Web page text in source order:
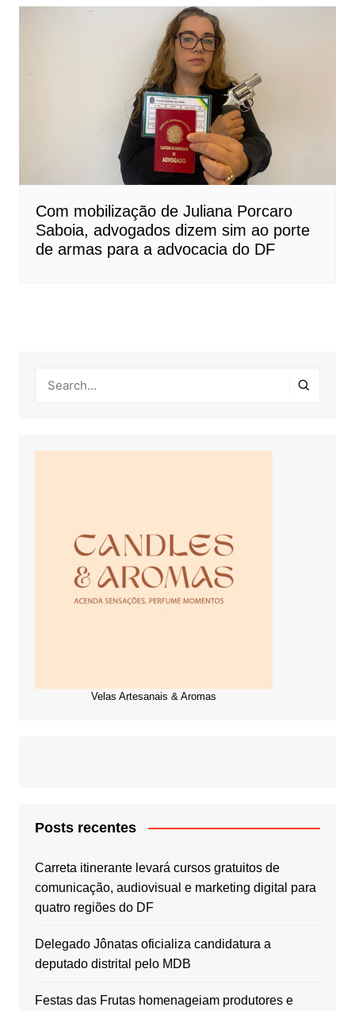
Com mobilização de Juliana Porcaro
Saboia, advogados dizem sim ao porte
de armas para a advocacia do DF
Velas Artesanais & Aromas
Posts recentes
Carreta itinerante levará cursos gratuitos de
comunicação, audiovisual e marketing digital para
quatro regiões do DF
Delegado Jônatas oficializa candidatura a
deputado distrital pelo MDB
Festas das Frutas homenageiam produtores e